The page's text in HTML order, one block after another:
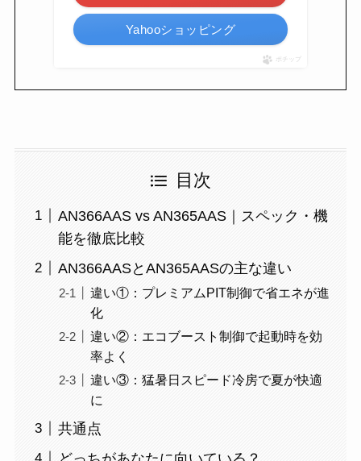
Yahooショッピング
ポチップ
目次
AN366AAS vs AN365AAS｜スペック・機
能を徹底比較
AN366AASとAN365AASの主な違い
違い①：プレミアムPIT制御で省エネが進
化
違い②：エコブースト制御で起動時を効
率よく
違い③：猛暑日スピード冷房で夏が快適
に
共通点